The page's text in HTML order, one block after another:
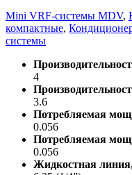
Mini VRF-системы MDV,
компактные,
системы
4
3.6
Потребляемая
0.056
Потребляемая
0.056
Жидкостная